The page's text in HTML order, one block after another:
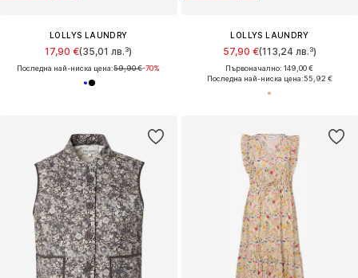
LOLLYS LAUNDRY
17,90 €(35,01 лв.³)
Последна най-ниска цена:59,90 €-70%
LOLLYS LAUNDRY
57,90 €(113,24 лв.³)
Първоначално: 149,00 €
Последна най-ниска цена:55,92 €